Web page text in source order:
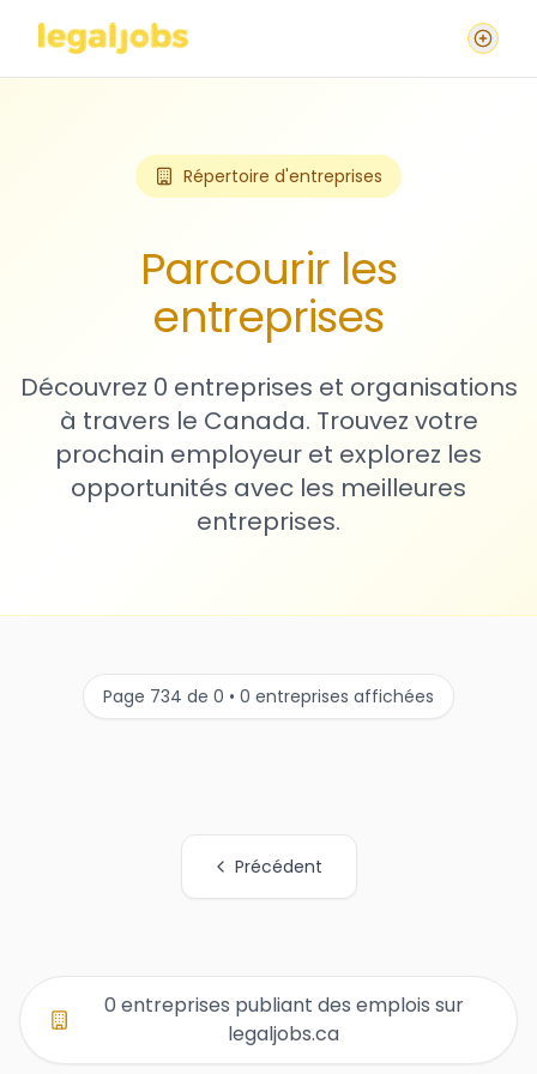
Répertoire d'entreprises
Parcourir les
entreprises
Découvrez 0 entreprises et organisations
à travers le Canada. Trouvez votre
prochain employeur et explorez les
opportunités avec les meilleures
entreprises.
Page 734 de 0 • 0 entreprises affichées
Précédent
0 entreprises publiant des emplois sur
legaljobs.ca